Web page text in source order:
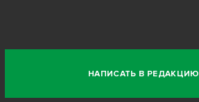
НАПИСАТЬ В РЕДАКЦИЮ